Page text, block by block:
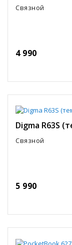
Связной
4 990
Digma R63S
Связной
5 990